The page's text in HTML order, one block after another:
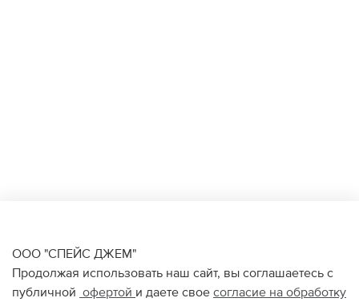
ООО "СПЕЙС ДЖЕМ"
Продолжая использовать наш сайт, вы соглашаетесь с
публичной офертой и даете свое согласие на обработку